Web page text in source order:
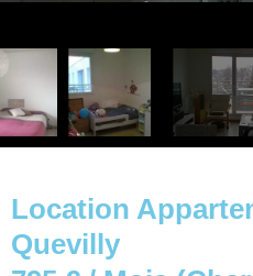
Location
Quevilly